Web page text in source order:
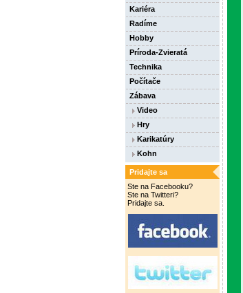
Kariéra
Radíme
Hobby
Príroda-Zvieratá
Technika
Počítače
Zábava
Video
Hry
Karikatúry
Kohn
Pridajte sa
Ste na Facebooku?
Ste na Twitteri?
Pridajte sa.